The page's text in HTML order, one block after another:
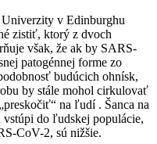
v Edinburghu
zistiť, ktorý z dvoch
však, že ak by SARS-
patogénnej forme zo
budúcich ohnísk,
by stále mohol cirkulovať
na ľudí . Šanca na
vstúpi do ľudskej populácie,
CoV-2, sú nižšie.